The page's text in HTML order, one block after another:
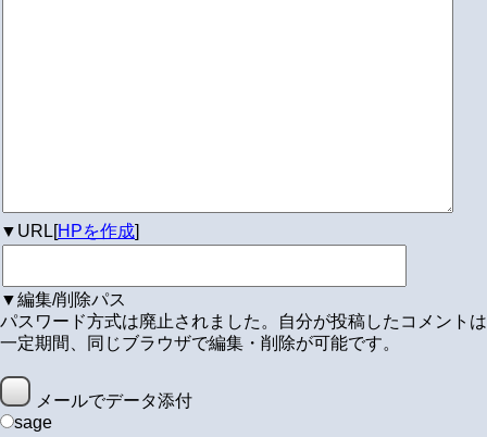
▼URL[HPを作成]
▼編集/削除パス
パスワード方式は廃止されました。自分が投稿したコメントは
一定期間、同じブラウザで編集・削除が可能です。
メールでデータ添付
sage